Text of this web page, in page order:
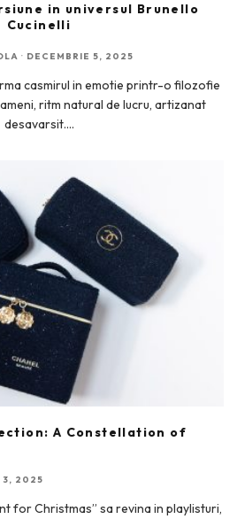
in universul Brunello
Cucinelli
· DECEMBRIE 5, 2025
casmirul in emotie printr-o filozofie
ritm natural de lucru, artizanat
desavarsit....
A Constellation of
3, 2025
for Christmas” sa revina in playlisturi,